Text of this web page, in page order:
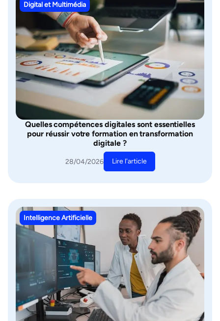
Digital et Multimédia
Quelles compétences digitales sont essentielles
pour réussir votre formation en transformation
digitale ?
28/04/2026 Lire l'article
Intelligence Artificielle